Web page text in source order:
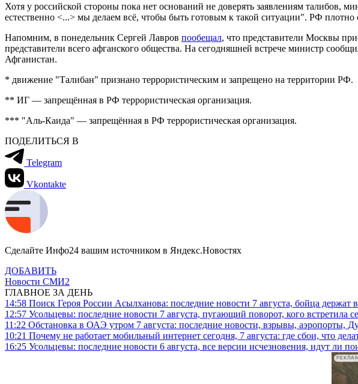
Хотя у российской стороны пока нет оснований не доверять заявлениям
естественно <...> мы делаем всё, чтобы быть готовым к такой ситуации". РФ
Напомним, в понедельник Сергей Лавров пообещал, что представители Москвы
представители всего афганского общества. На сегодняшней встрече министр
Афганистан.
* движение "Талибан" признано террористическим и запрещено на территории РФ.
** ИГ — запрещённая в РФ террористическая организация.
*** "Аль-Каида" — запрещённая в РФ террористическая организация.
ПОДЕЛИТЬСЯ В
Telegram
Vkontakte
Сделайте Инфо24 вашим источником в Яндекс.Новостях
ДОБАВИТЬ
Новости СМИ2
ГЛАВНОЕ ЗА ДЕНЬ
14:58 Поиск Героя России Асылханова: последние новости 7 августа, бойца держат
12:57 Усольцевы: последние новости 7 августа, пугающий поворот, кого встретила
11:22 Обстановка в ОАЭ утром 7 августа: последние новости, взрывы, аэропорты,
10:21 Почему не работает мобильный интернет сегодня, 7 августа: где сбои, что
16:25 Усольцевы: последние новости 6 августа, все версии исчезновения, идут ли